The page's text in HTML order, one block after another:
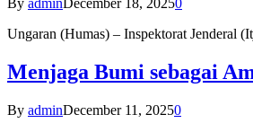
By adminDecember 18, 20250
Ungaran (Humas) – Inspektorat Jenderal
Menjaga Bumi sebagai
By adminDecember 11, 20250